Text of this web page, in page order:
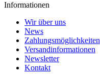
Informationen
Wir über uns
News
Zahlungsmöglichkeiten
Versandinformationen
Newsletter
Kontakt